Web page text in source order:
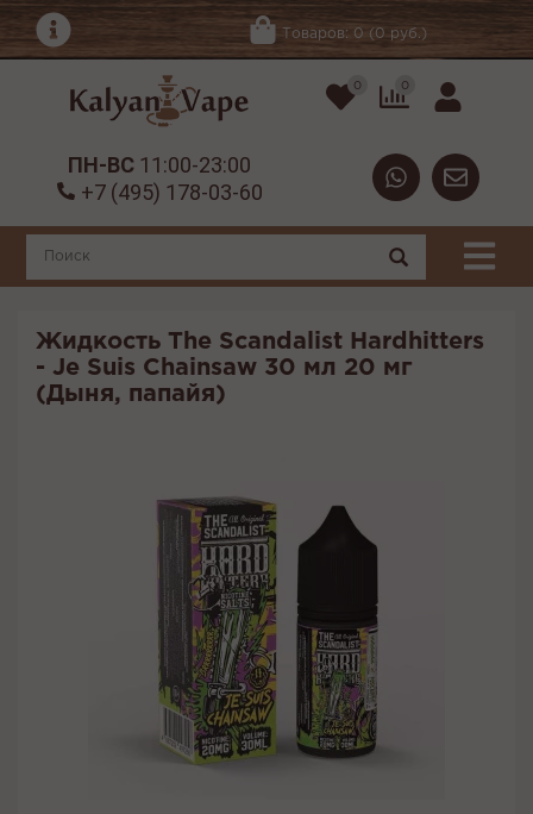
Товаров: 0 (0 руб.)
0 0
ПН-ВС 11:00-23:00
+7 (495) 178-03-60
Жидкость The Scandalist Hardhitters
- Je Suis Chainsaw 30 мл 20 мг
(Дыня, папайя)